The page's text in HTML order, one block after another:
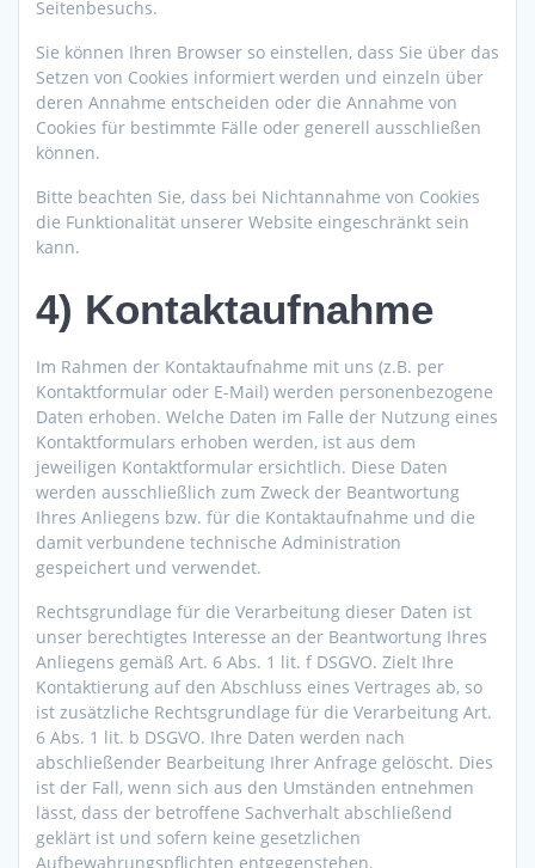
Seitenbesuchs.
Sie können Ihren Browser so einstellen, dass Sie über das
Setzen von Cookies informiert werden und einzeln über
deren Annahme entscheiden oder die Annahme von
Cookies für bestimmte Fälle oder generell ausschließen
können.
Bitte beachten Sie, dass bei Nichtannahme von Cookies
die Funktionalität unserer Website eingeschränkt sein
kann.
4) Kontaktaufnahme
Im Rahmen der Kontaktaufnahme mit uns (z.B. per
Kontaktformular oder E-Mail) werden personenbezogene
Daten erhoben. Welche Daten im Falle der Nutzung eines
Kontaktformulars erhoben werden, ist aus dem
jeweiligen Kontaktformular ersichtlich. Diese Daten
werden ausschließlich zum Zweck der Beantwortung
Ihres Anliegens bzw. für die Kontaktaufnahme und die
damit verbundene technische Administration
gespeichert und verwendet.
Rechtsgrundlage für die Verarbeitung dieser Daten ist
unser berechtigtes Interesse an der Beantwortung Ihres
Anliegens gemäß Art. 6 Abs. 1 lit. f DSGVO. Zielt Ihre
Kontaktierung auf den Abschluss eines Vertrages ab, so
ist zusätzliche Rechtsgrundlage für die Verarbeitung Art.
6 Abs. 1 lit. b DSGVO. Ihre Daten werden nach
abschließender Bearbeitung Ihrer Anfrage gelöscht. Dies
ist der Fall, wenn sich aus den Umständen entnehmen
lässt, dass der betroffene Sachverhalt abschließend
geklärt ist und sofern keine gesetzlichen
Aufbewahrungspflichten entgegenstehen.